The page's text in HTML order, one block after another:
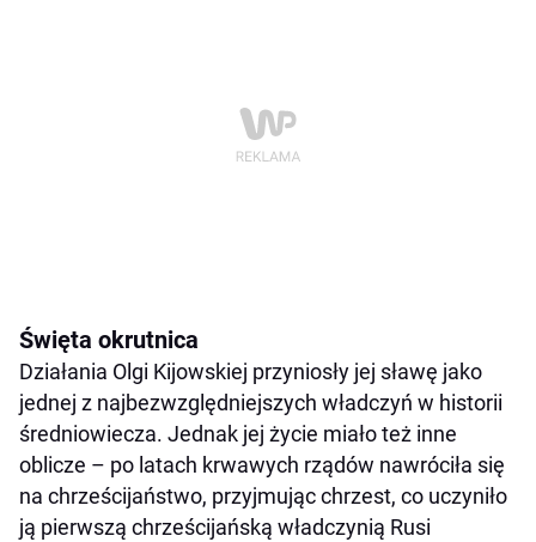
Święta okrutnica
Działania Olgi Kijowskiej przyniosły jej sławę jako
jednej z najbezwzględniejszych władczyń w historii
średniowiecza. Jednak jej życie miało też inne
oblicze – po latach krwawych rządów nawróciła się
na chrześcijaństwo, przyjmując chrzest, co uczyniło
ją pierwszą chrześcijańską władczynią Rusi